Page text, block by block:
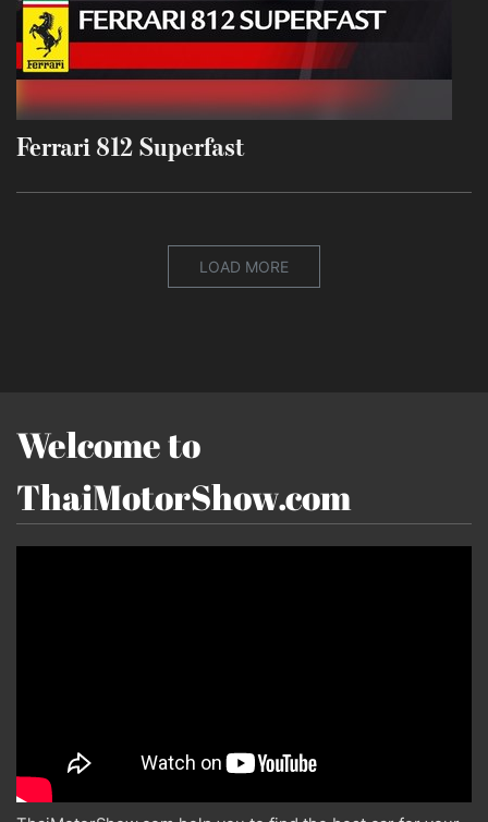
Ferrari 812 Superfast
LOAD MORE
Welcome to
ThaiMotorShow.com